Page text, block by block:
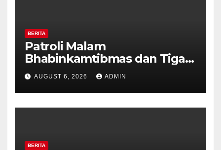
BERITA
Patroli Malam
Bhabinkamtibmas dan Tiga
Pilar Kelurahan Ungaran
Perkuat Kamtibmas, Warga
Diajak Aktifkan Ronda
AUGUST 6, 2026 ADMIN
BERITA